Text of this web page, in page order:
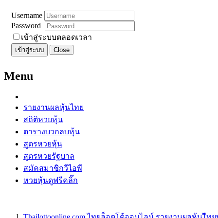
Username
Password
เข้าสู่ระบบตลอดเวลา
เข้าสู่ระบบ Close
Menu
รายงานผลหุ้นไทย
สถิติหวยหุ้น
ตารางบวกลบหุ้น
สูตรหวยหุ้น
สูตรหวยรัฐบาล
สมัคสมาชิกวีไอพี
หวยหุ้นดูฟรีคลิ๊ก